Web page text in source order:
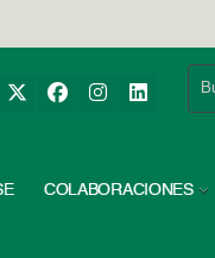
COLABORACIONES